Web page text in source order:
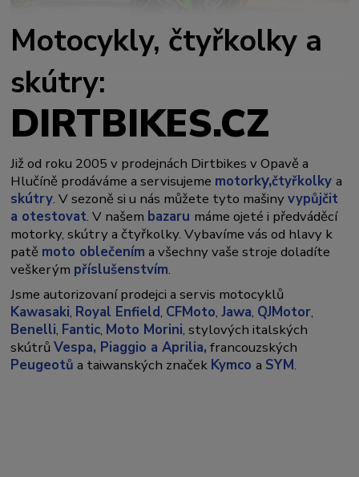
Motocykly, čtyřkolky a
skútry:
DIRTBIKES.CZ
Již od roku 2005 v prodejnách Dirtbikes v Opavě a
Hlučíně prodáváme a servisujeme motorky,čtyřkolkya
skútry. V sezoně si u nás můžete tyto mašinyvypůjčit
a otestovat. V našem bazaru máme ojeté i předváděcí
motorky, skútry a čtyřkolky. Vybavíme vás od hlavy k
patě moto oblečením a všechny vaše stroje doladíte
veškerým příslušenstvím.
Jsme autorizovaní prodejci a servis motocyklů
Kawasaki, Royal Enfield, CFMoto,Jawa, QJMotor,
Benelli, Fantic, Moto Morini, stylových italských
skútrůVespa, Piaggio a Aprilia, francouzských
Peugeotů a taiwanských značek Kymcoa SYM.